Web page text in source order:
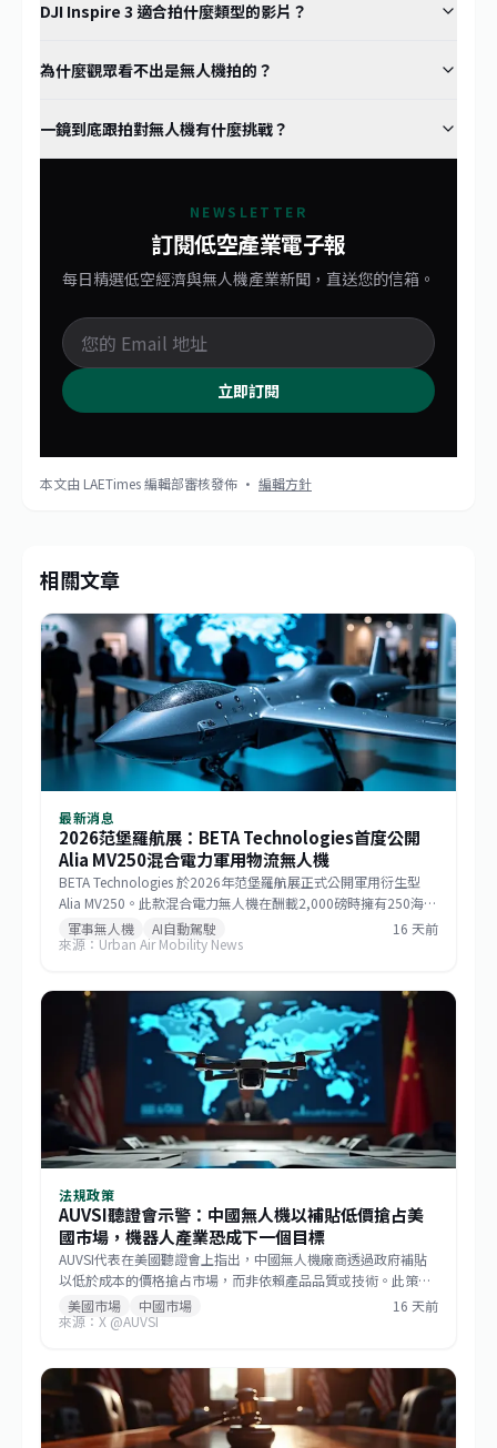
DJI Inspire 3 適合拍什麼類型的影片？
為什麼觀眾看不出是無人機拍的？
一鏡到底跟拍對無人機有什麼挑戰？
NEWSLETTER
訂閱低空產業電子報
每日精選低空經濟與無人機產業新聞，直送您的信箱。
立即訂閱
本文由 LAETimes 編輯部審核發佈 · 編輯方針
相關文章
最新消息
2026范堡羅航展：BETA Technologies首度公開
Alia MV250混合電力軍用物流無人機
BETA Technologies 於2026年范堡羅航展正式公開軍用衍生型
Alia MV250。此款混合電力無人機在酬載2,000磅時擁有250海里
戰術航程，若酬載減至1,000磅則任務半徑可達750海里，巡航速
度逾170節。該機整合GE Aerospace研發的渦輪發電機與
換任務模組。BETA強調，相較於傾轉旋翼機，MV250能以更低成
本提供更遠、更快的運補能力，滿足未來分散式作戰需求。
軍事無人機 AI自動駕駛
16 天前
來源：Urban Air Mobility News
法規政策
AUVSI聽證會示警：中國無人機以補貼低價搶占美
國市場，機器人產業恐成下一個目標
AUVSI代表在美國聽證會上指出，中國無人機廠商透過政府補貼
以低於成本的價格搶占市場，而非依賴產品品質或技術。此策略
已成功主導美國消費級與商用無人機市場，如今相同模式正擴散
至機器人領域。此舉促使美國國會推動《GUARD Act》，並喚起
來擴大非紅供應鏈的機會，但業者仍需強化技術自主與國際合規
能力。
美國市場 中國市場
16 天前
來源：X @AUVSI